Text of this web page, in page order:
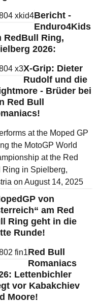
Bericht -
Enduro4Kids
RedBull Ring,
2026:
X-Grip: Dieter
Rudolf und die
- Brüder bei
Red Bull
von
am Red
Ring geht in die
Runde!
Red Bull
Romaniacs
Lettenbichler
vor Kabakchiev
Moore!